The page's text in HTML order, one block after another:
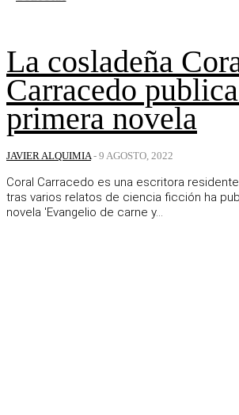
La cosladeña
Carracedo
primera novela
JAVIER ALQUIMIA - 9 AGOSTO, 2022
Coral Carracedo es una escritora
tras varios relatos de ciencia ficción ha
novela 'Evangelio de carne y...